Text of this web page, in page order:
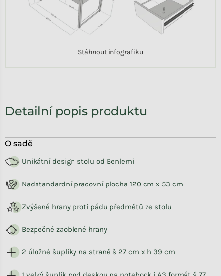
Stáhnout infografiku
Detailní popis produktu
O sadě
Unikátní design stolu od Benlemi
Nadstandardní pracovní plocha 120 cm x 53 cm
Zvýšené hrany proti pádu předmětů ze stolu
Bezpečné zaoblené hrany
2 úložné šuplíky na straně š 27 cm x h 39 cm